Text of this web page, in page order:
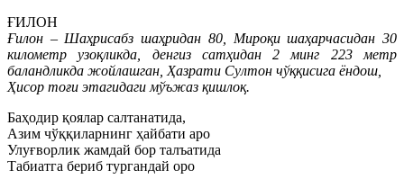
ҒИЛОН
Ғилон – Шаҳрисабз шаҳридан 80, Мироқи шаҳарчасидан 30
километр узоқликда, денгиз сатҳидан 2 минг 223 метр
баландликда жойлашган, Ҳазрати Султон чўққисига ёндош,
Ҳисор тоғи этагидаги мўъжаз қишлоқ.
Баҳодир қоялар салтанатида,
Азим чўққиларнинг ҳайбати аро
Улуғворлик жамдай бор талъатида
Табиатга бериб тургандай оро